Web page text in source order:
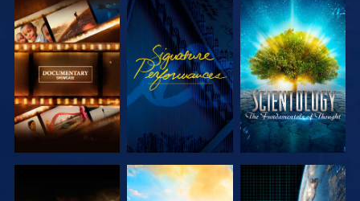
DÉCOUVRIR
LES SÉRIES
REGARDER
DÉCOUVRIR
LES SÉRIES